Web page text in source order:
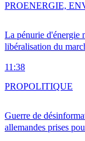
La pénurie d'énergie
libéralisation du
11:38
PROENERGIE,
Guerre de
allemandes prises
PROPOLITIQUE